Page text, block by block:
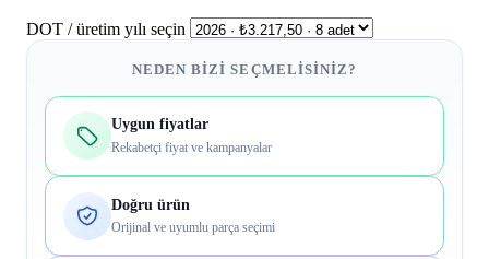
DOT / üretim yılı seçin
NEDEN BIZI SEÇMELISINIZ?
Uygun fiyatlar
Rekabetçi fiyat ve kampanyalar
Doğru ürün
Orijinal ve uyumlu parça seçimi